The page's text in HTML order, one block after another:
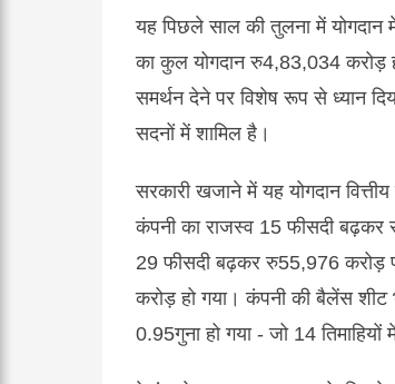
यह पिछले साल की तुलना में योगदान
का कुल योगदान रु4,83,034करोड़
समर्थन देने पर विशेष रूप से ध्यान
सदनों में शामिल है।
सरकारी खजाने में यह योगदान वित्तीय
कंपनी का राजस्व 15फीसदी बढ़कर
29फीसदी बढ़कर रु55,976करोड़
करोड़ हो गया। कंपनी की बैलेंस शीट
0.95गुना हो गया-जो14तिमाहियों